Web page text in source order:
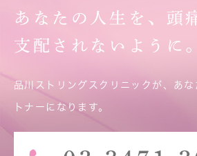
あなたの人生を、頭
支配されないように。
品川ストリングスクリニックが、あ
トナーになります。